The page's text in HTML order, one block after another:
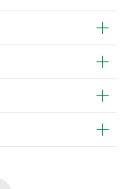
す。
発送いたします。
降のご注文は週明け